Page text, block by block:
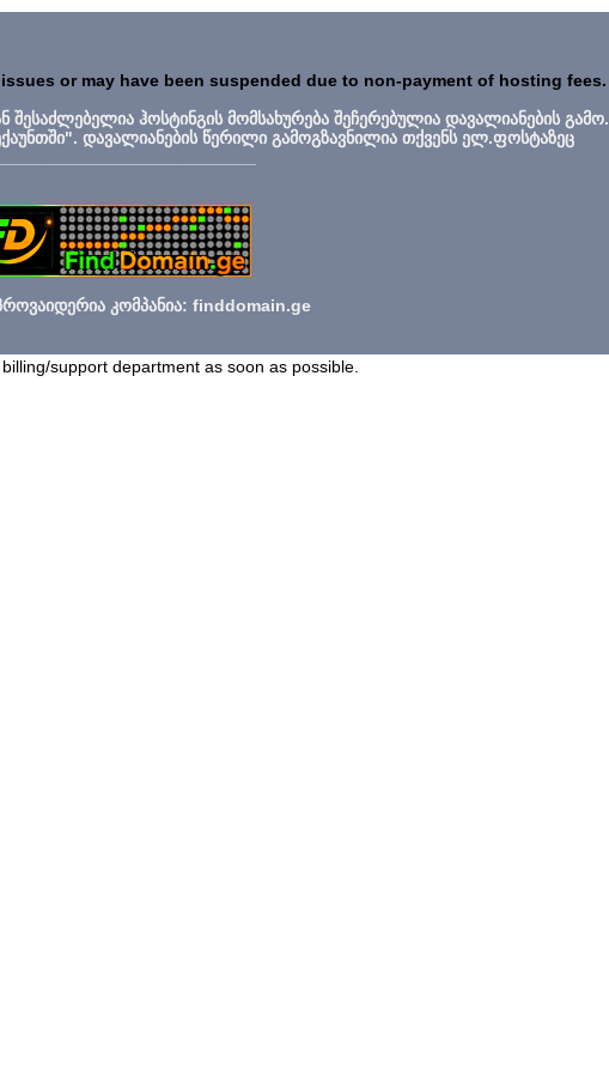
or may have been suspended due to non-payment of hosting fees.
შესაძლებელია ჰოსტინგის მომსახურება შეჩერებულია დავალიანების გამო.
დავალიანების წერილი გამოგზავნილია თქვენს ელ.ფოსტაზეც
კომპანია: finddomain.ge
support department as soon as possible.